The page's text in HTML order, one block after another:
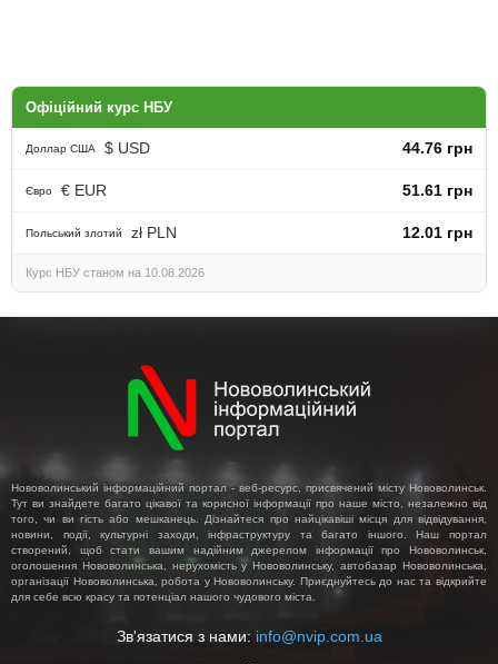
Офіційний курс НБУ
Доллар США $ USD 44.76 грн
Євро € EUR 51.61 грн
Польський злотий zł PLN 12.01 грн
Курс НБУ станом на 10.08.2026
Нововолинський інформаційний портал - веб-ресурс, присвячений місту Нововолинськ.
Тут ви знайдете багато цікавої та корисної інформації про наше місто, незалежно від
того, чи ви гість або мешканець. Дізнайтеся про найцікавіші місця для відвідування,
новини, події, культурні заходи, інфраструктуру та багато іншого. Наш портал
створений, щоб стати вашим надійним джерелом інформації про Нововолинськ,
оголошення Нововолинська, нерухомість у Нововолинську, автобазар Нововолинська,
організації Нововолинська, робота у Нововолинську. Приєднуйтесь до нас та відкрийте
для себе всю красу та потенціал нашого чудового міста.
Зв'язатися з нами: info@nvip.com.ua